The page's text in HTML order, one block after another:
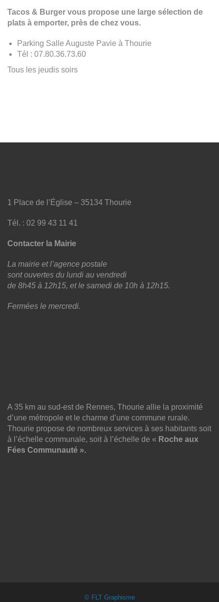
Tacos & Burger vous propose une large sélection de
plats à emporter, près de chez vous.
Parking Salle Auguste Pavie à Thourie
Tél : 07.80.36.73.60
Tous les jeudis soirs
1 Place de l’Église – 35134 Thourie
Tél. : 02 99 43 11 41
Contacter la Mairie
La mairie et l’agence postale
sont ouvertes du lundi au vendredi
de 8h45 à 12h15, et le samedi de 10h à 12h15.
Fermées le mercredi.
A 35 km au sud-est de Rennes, Thourie allie la proximité
d’une métropole et le charme d’une commune rurale.
Thourie propose de nombreux services à ses habitants soit
à l’échelle communale, soit à l’échelle de « Roche aux
Fées Communauté ».
© FLT Graphisme